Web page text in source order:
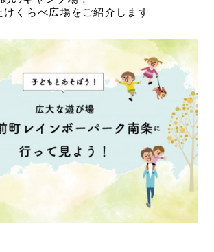
くらべ広場をご紹介します